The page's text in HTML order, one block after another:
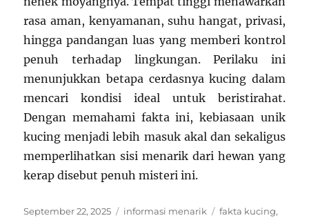
rasa aman, kenyamanan, suhu hangat, privasi,
hingga pandangan luas yang memberi kontrol
penuh terhadap lingkungan. Perilaku ini
menunjukkan betapa cerdasnya kucing dalam
mencari kondisi ideal untuk beristirahat.
Dengan memahami fakta ini, kebiasaan unik
kucing menjadi lebih masuk akal dan sekaligus
memperlihatkan sisi menarik dari hewan yang
kerap disebut penuh misteri ini.
Posted
September 22, 2025 Categories
informasi menarik Tags
fakta kucing,